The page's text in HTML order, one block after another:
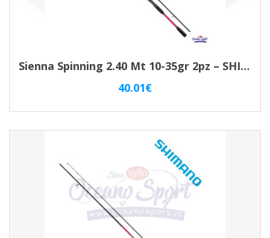
Sienna Spinning 2.40 Mt 10-35gr 2pz – SHIMANO – SS711ME
40.01€